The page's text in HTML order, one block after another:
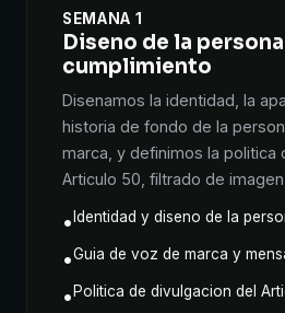
SEMANA 1
Diseno de la
cumplimiento
Disenamos la identidad, la
historia de fondo de la
marca, y definimos la politica
Articulo 50, filtrado de
•Identidad y diseno de la
•Guia de voz de marca y
•Politica de divulgacion del